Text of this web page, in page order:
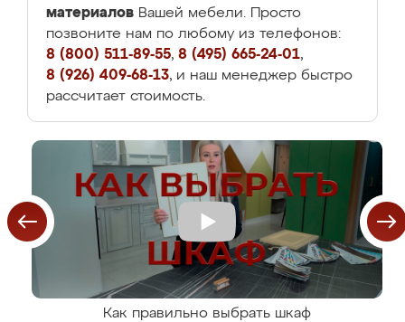
материалов Вашей мебели. Просто
позвоните нам по любому из телефонов:
8 (800) 511-89-55, 8 (495) 665-24-01,
8 (926) 409-68-13, и наш менеджер быстро
рассчитает стоимость.
Как правильно выбрать шкаф